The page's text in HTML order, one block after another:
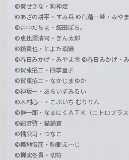
©葵せきな・狗神煌
©あざの耕平・すみ兵 ©石踏一榮・みや
©井中だちま・飯田ぽち。
©恵比須清司・ぎん太郎
©鏡貴也・とよた瑣織
©春日みかげ・みやま零 ©春日みかげ・
©賀東招二・四季童子
©賀東招二・なかじまゆか
©神坂一・あらいずみるい
©木村心一・こぶいち むりりん
©榊一郎・なまにくＡＴＫ（ニトロプラス
©細音啓・猫鍋蒼
©橘公司・つなこ
©築地俊彦・駒都え～じ
©柳実冬貴・切符